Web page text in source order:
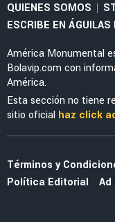
LEAGUES CUP 2026
Guillermo
América con